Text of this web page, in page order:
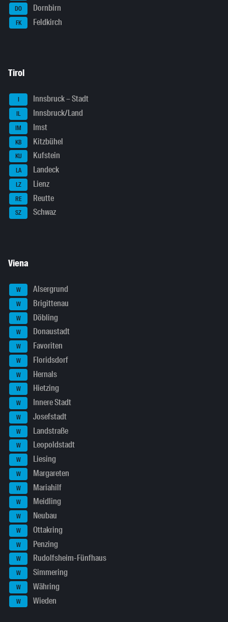
DO Dornbirn
FK Feldkirch
Tirol
I Innsbruck – Stadt
IL Innsbruck/Land
IM Imst
KB Kitzbühel
KU Kufstein
LA Landeck
LZ Lienz
RE Reutte
SZ Schwaz
Viena
W Alsergrund
W Brigittenau
W Döbling
W Donaustadt
W Favoriten
W Floridsdorf
W Hernals
W Hietzing
W Innere Stadt
W Josefstadt
W Landstraße
W Leopoldstadt
W Liesing
W Margareten
W Mariahilf
W Meidling
W Neubau
W Ottakring
W Penzing
W Rudolfsheim-Fünfhaus
W Simmering
W Währing
W Wieden